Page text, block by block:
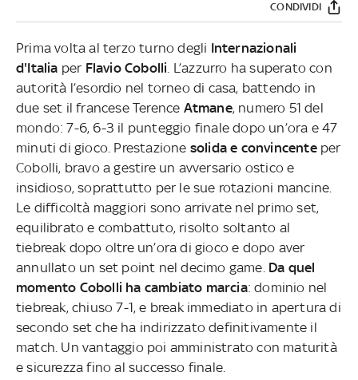
CONDIVIDI
Prima volta al terzo turno degli Internazionali
d'Italia per Flavio Cobolli . L’azzurro ha superato con
autorità l’esordio nel torneo di casa, battendo in
due set il francese Terence Atmane, numero 51 del
mondo: 7-6, 6-3 il punteggio finale dopo un’ora e 47
minuti di gioco. Prestazione solida e convincenteper
Cobolli, bravo a gestire un avversario ostico e
insidioso, soprattutto per le sue rotazioni mancine.
Le difficoltà maggiori sono arrivate nel primo set,
equilibrato e combattuto, risolto soltanto al
tiebreak dopo oltre un’ora di gioco e dopo aver
annullato un set point nel decimo game. Da quel
momento Cobolli ha cambiato marcia: dominio nel
tiebreak, chiuso 7-1, e break immediato in apertura di
secondo set che ha indirizzato definitivamente il
match. Un vantaggio poi amministrato con maturità
e sicurezza fino al successo finale.